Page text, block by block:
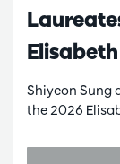
Shiyeon Sung
the 2026